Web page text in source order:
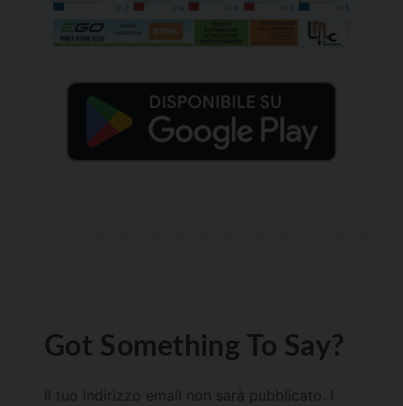
Got Something To Say?
Il tuo indirizzo email non sarà pubblicato.